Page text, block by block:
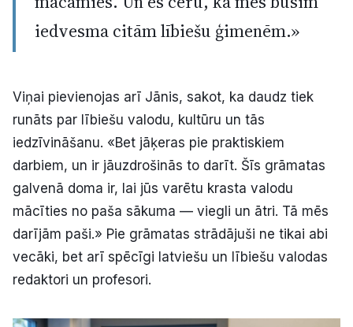
iedvesma citām lībiešu ģimenēm.»
Viņai pievienojas arī Jānis, sakot, ka daudz tiek
runāts par lībiešu valodu, kultūru un tās
iedzīvināšanu. «Bet jāķeras pie praktiskiem
darbiem, un ir jāuzdrošinās to darīt. Šīs grāmatas
galvenā doma ir, lai jūs varētu krasta valodu
mācīties no paša sākuma — viegli un ātri. Tā mēs
darījām paši.» Pie grāmatas strādājuši ne tikai abi
vecāki, bet arī spēcīgi latviešu un lībiešu valodas
redaktori un profesori.